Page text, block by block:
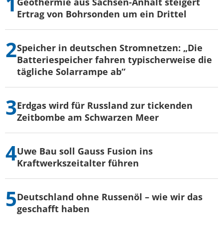
Ertrag von Bohrsonden um ein Drittel
Speicher in deutschen Stromnetzen: „Die
Batteriespeicher fahren typischerweise die
tägliche Solarrampe ab“
Erdgas wird für Russland zur tickenden
Zeitbombe am Schwarzen Meer
Uwe Bau soll Gauss Fusion ins
Kraftwerkszeitalter führen
Deutschland ohne Russenöl – wie wir das
geschafft haben